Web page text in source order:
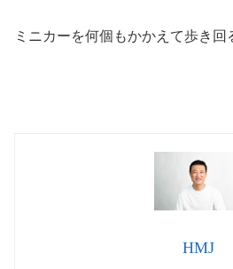
ミニカーを何個もかかえて歩き回
HMJ